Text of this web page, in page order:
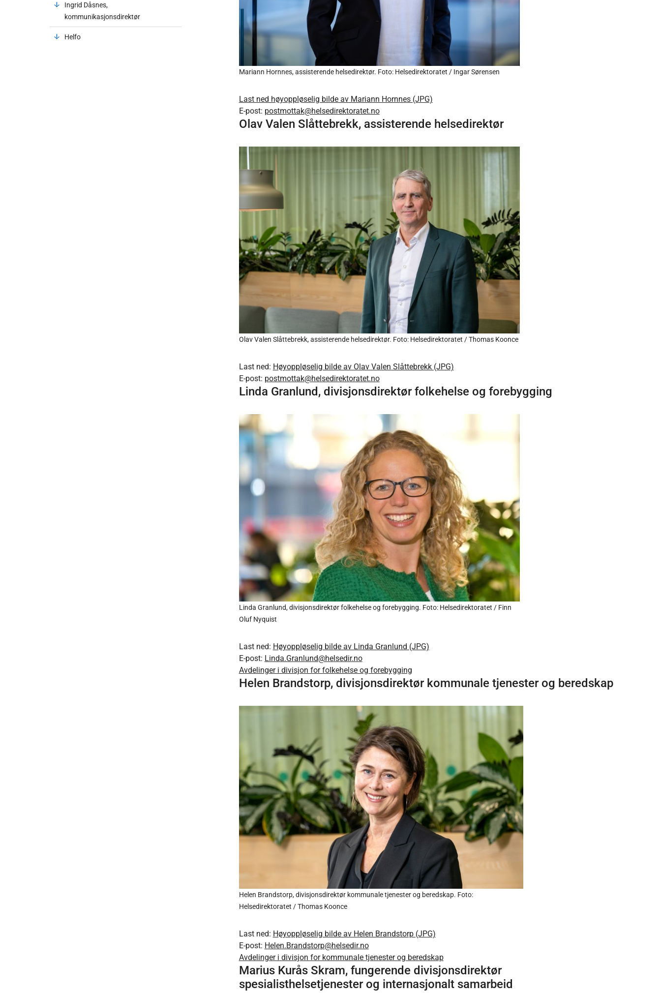
Ingrid Dåsnes,
kommunikasjonsdirektør
Helfo
Mariann Hornnes, assisterende helsedirektør. Foto: Helsedirektoratet / Ingar Sørensen
Last ned høyoppløselig bilde av Mariann Hornnes (JPG)
E-post: postmottak@helsedirektoratet.no
Olav Valen Slåttebrekk, assisterende helsedirektør
Olav Valen Slåttebrekk, assisterende helsedirektør. Foto: Helsedirektoratet / Thomas Koonce
Last ned: Høyoppløselig bilde av Olav Valen Slåttebrekk (JPG)
E-post: postmottak@helsedirektoratet.no
Linda Granlund, divisjonsdirektør folkehelse og forebygging
Linda Granlund, divisjonsdirektør folkehelse og forebygging. Foto: Helsedirektoratet / Finn
Oluf Nyquist
Last ned: Høyoppløselig bilde av Linda Granlund (JPG)
E-post: Linda.Granlund@helsedir.no
Avdelinger i divisjon for folkehelse og forebygging
Helen Brandstorp, divisjonsdirektør kommunale tjenester og beredskap
Helen Brandstorp, divisjonsdirektør kommunale tjenester og beredskap. Foto:
Helsedirektoratet / Thomas Koonce
Last ned: Høyoppløselig bilde av Helen Brandstorp (JPG)
E-post: Helen.Brandstorp@helsedir.no
Avdelinger i divisjon for kommunale tjenester og beredskap
Marius Kurås Skram, fungerende divisjonsdirektør
spesialisthelsetjenester og internasjonalt samarbeid